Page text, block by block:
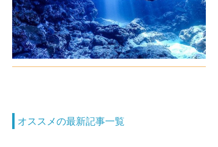
オススメの最新記事一覧